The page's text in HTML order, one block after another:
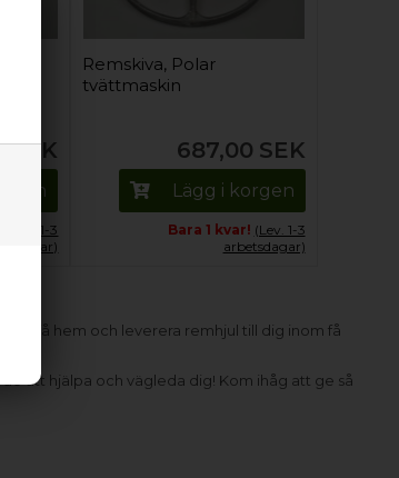
SEK
(Lev. 1-3
Remskiva, Polar
tvättmaskin
687,00 SEK
Lägg i korgen
Bara 1 kvar! (Lev. 1-3
arbetsdagar)
få hem och leverera remhjul till dig inom få
att hjälpa och vägleda dig! Kom ihåg att ge så